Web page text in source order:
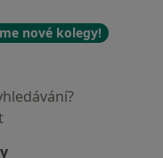
nové kolegy!